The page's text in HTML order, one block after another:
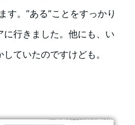
す。”ある”ことをすっかり
に行きました。他にも、い
ていたのですけども。